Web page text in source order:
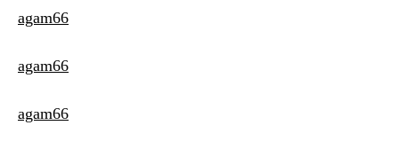
agam66
agam66
agam66